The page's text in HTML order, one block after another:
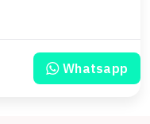
Whatsapp